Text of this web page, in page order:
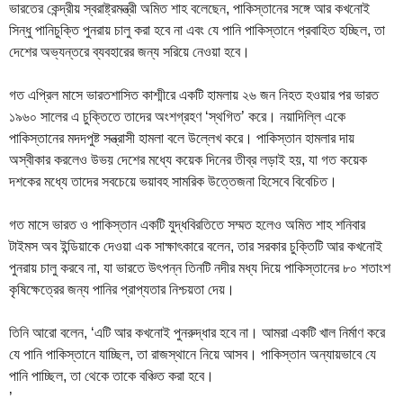
ভারতের কেন্দ্রীয় স্বরাষ্ট্রমন্ত্রী অমিত শাহ বলেছেন, পাকিস্তানের সঙ্গে আর কখনোই
সিন্ধু পানিচুক্তি পুনরায় চালু করা হবে না এবং যে পানি পাকিস্তানে প্রবাহিত হচ্ছিল, তা
দেশের অভ্যন্তরে ব্যবহারের জন্য সরিয়ে নেওয়া হবে।
গত এপ্রিল মাসে ভারতশাসিত কাশ্মীরে একটি হামলায় ২৬ জন নিহত হওয়ার পর ভারত
১৯৬০ সালের এ চুক্তিতে তাদের অংশগ্রহণ ‘স্থগিত’ করে। নয়াদিল্লি একে
পাকিস্তানের মদদপুষ্ট সন্ত্রাসী হামলা বলে উল্লেখ করে। পাকিস্তান হামলার দায়
অস্বীকার করলেও উভয় দেশের মধ্যে কয়েক দিনের তীব্র লড়াই হয়, যা গত কয়েক
দশকের মধ্যে তাদের সবচেয়ে ভয়াবহ সামরিক উত্তেজনা হিসেবে বিবেচিত।
গত মাসে ভারত ও পাকিস্তান একটি যুদ্ধবিরতিতে সম্মত হলেও অমিত শাহ শনিবার
টাইমস অব ইন্ডিয়াকে দেওয়া এক সাক্ষাৎকারে বলেন, তার সরকার চুক্তিটি আর কখনোই
পুনরায় চালু করবে না, যা ভারতে উৎপন্ন তিনটি নদীর মধ্য দিয়ে পাকিস্তানের ৮০ শতাংশ
কৃষিক্ষেত্রের জন্য পানির প্রাপ্যতার নিশ্চয়তা দেয়।
তিনি আরো বলেন, ‘এটি আর কখনোই পুনরুদ্ধার হবে না। আমরা একটি খাল নির্মাণ করে
যে পানি পাকিস্তানে যাচ্ছিল, তা রাজস্থানে নিয়ে আসব। পাকিস্তান অন্যায়ভাবে যে
পানি পাচ্ছিল, তা থেকে তাকে বঞ্চিত করা হবে।
’